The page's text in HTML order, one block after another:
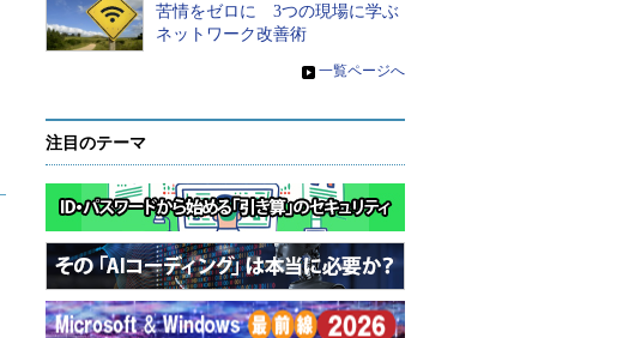
苦情をゼロに 3つの現場に学ぶ
ネットワーク改善術
» 一覧ページへ
注目のテーマ